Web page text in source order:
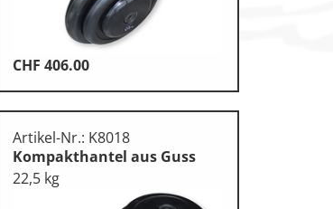
CHF 406.00
Artikel-Nr.: K8018
Kompakthantel aus Guss
22,5 kg